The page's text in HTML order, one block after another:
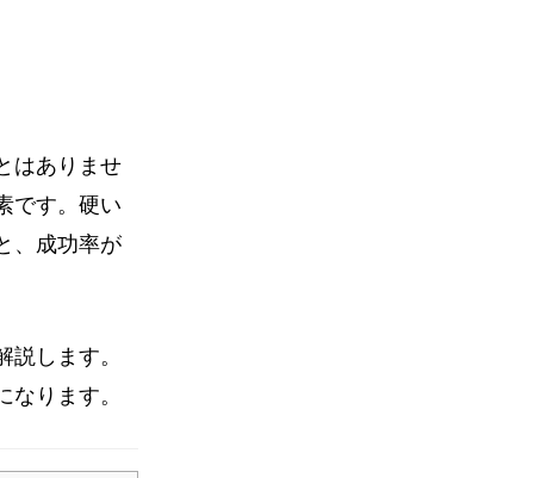
はありませ
です。硬い
、成功率が
します。
ります。